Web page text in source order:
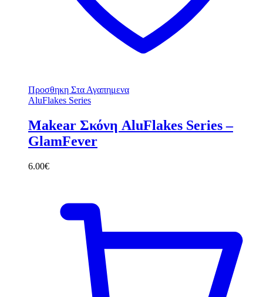
Προσθηκη Στα Αγαπημενα
AluFlakes Series
Makear Σκόνη AluFlakes Series –
GlamFever
6.00€